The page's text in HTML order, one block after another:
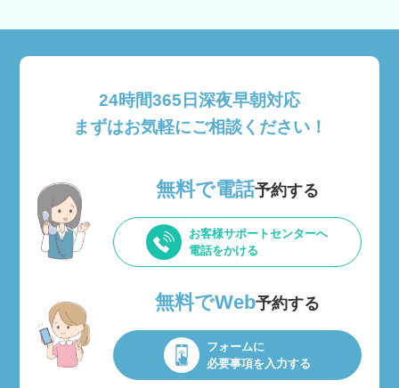
24時間365日深夜早朝対応
まずはお気軽にご相談ください！
無料で電話予約する
お客様サポートセンターへ
電話をかける
無料でWeb予約する
フォームに
必要事項を入力する